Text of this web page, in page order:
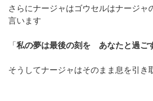
さらにナージャはゴウセルはナージャ
言います
「私の夢は最後の刻を あなたと過ご
そうしてナージャはそのまま息を引き